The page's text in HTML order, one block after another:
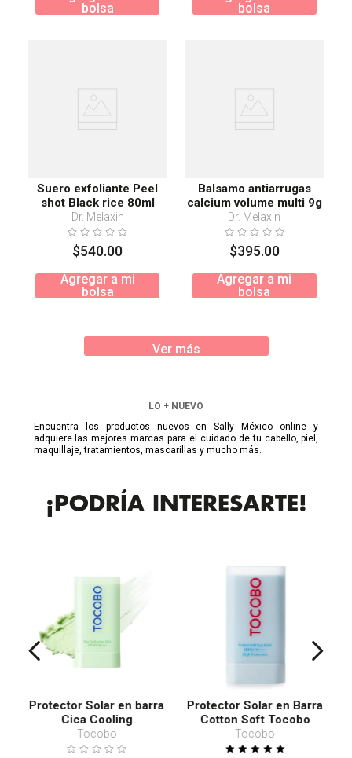
bolsa
bolsa
Suero exfoliante Peel
shot Black rice 80ml
Dr. Melaxin
$540.00
Agregar a mi
bolsa
Balsamo antiarrugas
calcium volume multi 9g
Dr. Melaxin
$395.00
Agregar a mi
bolsa
Ver más
LO + NUEVO
Encuentra los productos nuevos en Sally México online y
adquiere las mejores marcas para el cuidado de tu cabello, piel,
maquillaje, tratamientos, mascarillas y mucho más.
¡PODRÍA INTERESARTE!
Protector Solar en barra
Cica Cooling
Tocobo
Protector Solar en Barra
Cotton Soft Tocobo
SPF50+ PA++++
Tocobo